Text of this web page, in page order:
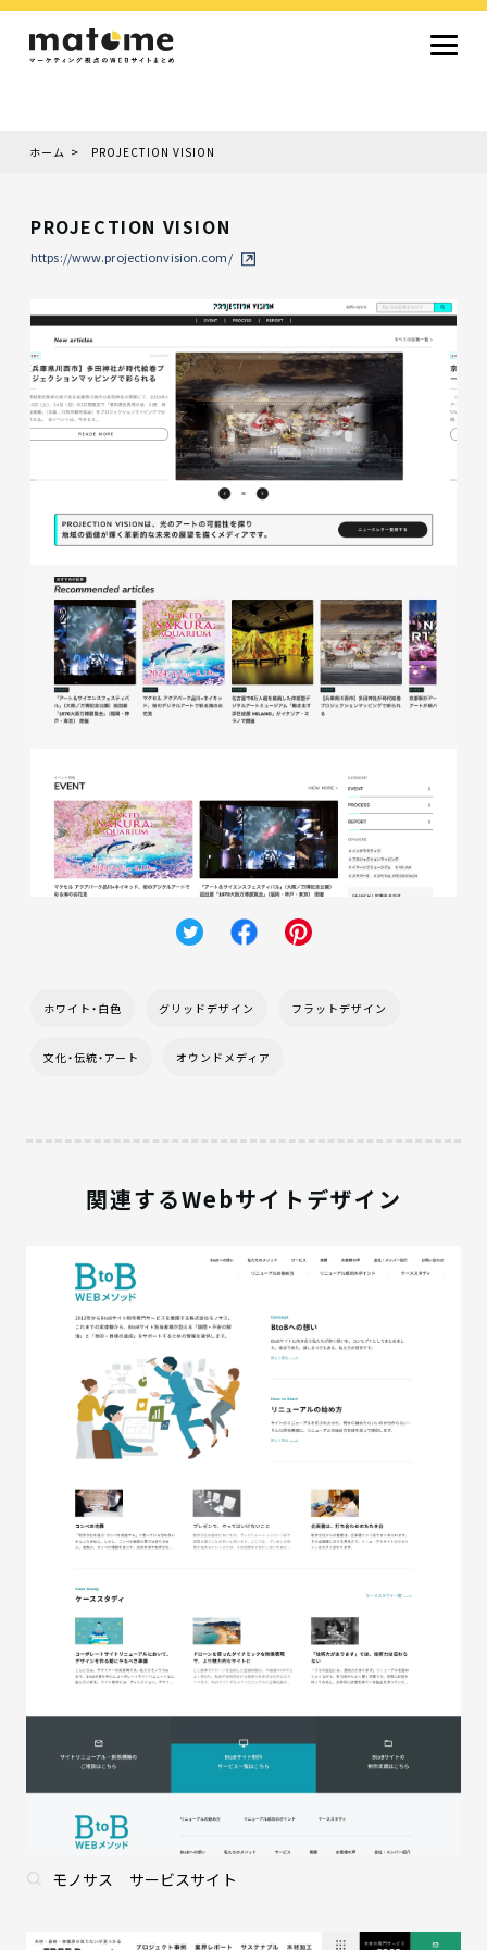
採用サイト
コーポレートサイト
オウンドメディア
ランディングページ
サービスサイト
Design
シンプルデザイン
クール・モダン
ナチュラル・温もり系
和風・ジャパニーズ
雑誌風・エディトリアル
イラスト
ミニマルデザイン
タイポグラフィ重視
グラデーション
高級感・ラグジュアリー
グリッドデザイン
フラットデザイン
モーション・アニメーション
テクスチャ・素材感
シングルページ
Color
色から探す
カラフル・多色
シルバー・銀色
ゴールド・金色
パープル・紫色
ブラウン・茶色
グリーン・緑色
ブルー・青色
イエロー・黄色
オレンジ・橙色
レッド・赤色
ピンク・桃色
グレー・灰色
ブラック・黒色
ホワイト・白色
ライトブルー・水色
ネイビー・紺色
Service
ファッション・トレンド
デザイン・ブランディング
働き方・組織文化・価値観
NPO・自治体・行政
銀行・金融・フィンテック
健康・フィットネス
車・バイク・乗り物
建築・不動産・空間デザイン
文化・伝統・アート
クリエイティブ・マーケティング
教育・子育て・スクール
レストラン・飲食・ウェディング
旅行・観光・ホテル・旅館
医療・介護・ヘルスケア
音楽・映像・エンタメ
IT・ツール・アプリ
コンサルティング・投資
土木・建設・インフラ整備
デジタルマーケティング・広告
製薬・バイオテクノロジー
ホーム PROJECTION VISION
PROJECTION VISION
https://www.projectionvision.com/
ホワイト・白色 グリッドデザイン フラットデザイン
文化・伝統・アート オウンドメディア
関連するWebサイトデザイン
モノサス サービスサイト